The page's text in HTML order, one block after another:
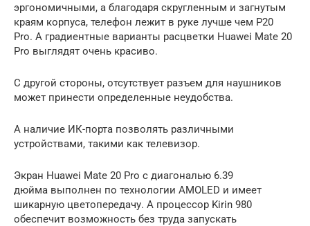
эргономичными, а благодаря скругленным и загнутым
краям корпуса, телефон лежит в руке лучше чем P20
Pro. А градиентные варианты расцветки Huawei Mate 20
Pro выглядят очень красиво.
С другой стороны, отсутствует разъем для наушников
может принести определенные неудобства.
А наличие ИК-порта позволять различными
устройствами, такими как телевизор.
Экран Huawei Mate 20 Pro с диагональю 6.39
дюйма выполнен по технологии AMOLED и имеет
шикарную цветопередачу. А процессор Kirin 980
обеспечит возможность без труда запускать